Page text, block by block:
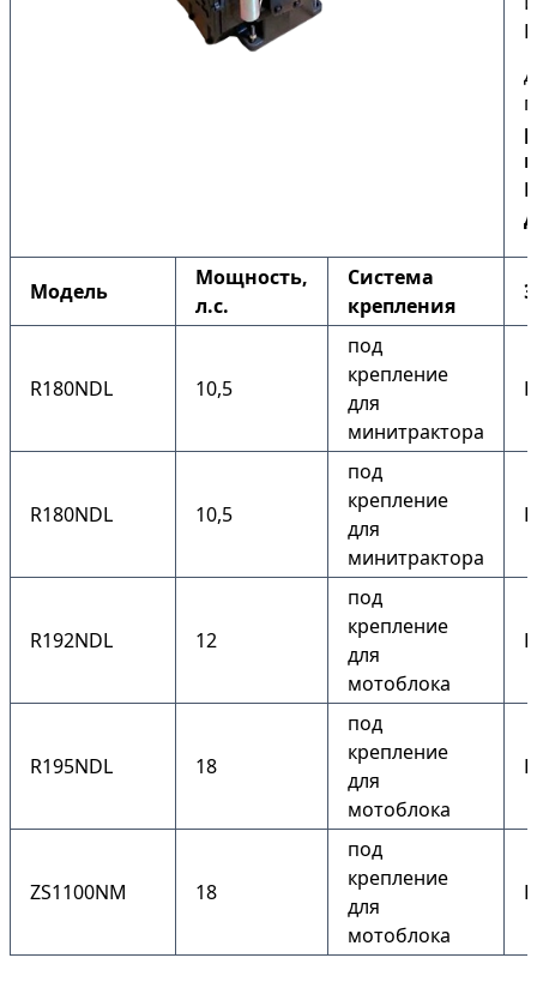
Модель
Мощность,
л.с.
Система
крепления
R180NDL 10,5
под
крепление
для
минитрактора
R180NDL 10,5
под
крепление
для
минитрактора
R192NDL 12
под
крепление
для
мотоблока
R195NDL 18
под
крепление
для
мотоблока
ZS1100NM 18
под
крепление
для
мотоблока